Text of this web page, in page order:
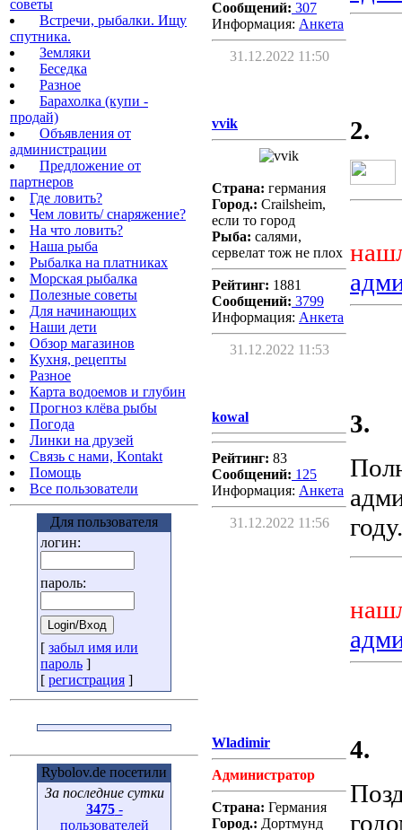
советы
Встречи, рыбалки. Ищу
спутника.
Земляки
Беседка
Разное
Барахолка (купи -
продай)
Объявления от
администрации
Предложение от
партнеров
Где ловить?
Чем ловить/ снаряжение?
На что ловить?
Наша рыба
Рыбалка на платниках
Морская рыбалка
Полезные советы
Для начинающих
Наши дети
Обзор магазинов
Кухня, рецепты
Разное
Карта водоемов и глубин
Прогноз клёва рыбы
Погода
Линки на друзей
Связь с нами, Kontakt
Помощь
Все пользователи
Для пользователя
логин:
пароль:
[ забыл имя или
пароль ]
[ регистрация ]
Rybolov.de посетили
За последние сутки
3475-
пользователей
Сообщений: 307
Информация: Aнкета
31.12.2022 11:50
vvik
Страна: германия
Город.: Crailsheim,
если то город
Рыба: салями,
сервелат тож не плох
Рейтинг: 1881
Сообщений: 3799
Информация: Aнкета
31.12.2022 11:53
2.
kowal
Рейтинг: 83
Сообщений: 125
Информация: Aнкета
31.12.2022 11:56
3.
Wladimir
Администратор
Страна: Германия
Город.: Дортмунд
4.